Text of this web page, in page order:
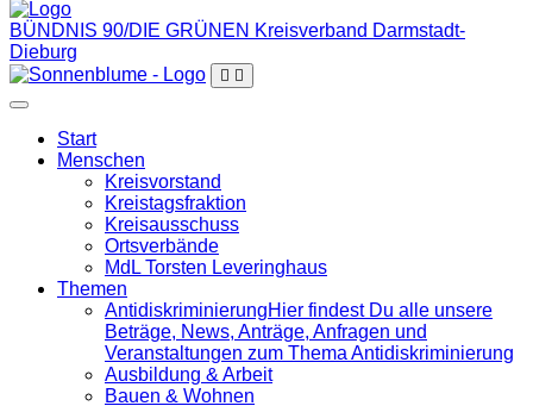
BÜNDNIS 90/DIE GRÜNEN Kreisverband Darmstadt-
Dieburg
Start
Menschen
Kreisvorstand
Kreistagsfraktion
Kreisausschuss
Ortsverbände
MdL Torsten Leveringhaus
Themen
Antidiskrimi­nierungHier findest Du alle unsere
Beträge, News, Anträge, Anfragen und
Veranstaltungen zum Thema Antidiskriminierung
Ausbildung & Arbeit
Bauen & Wohnen